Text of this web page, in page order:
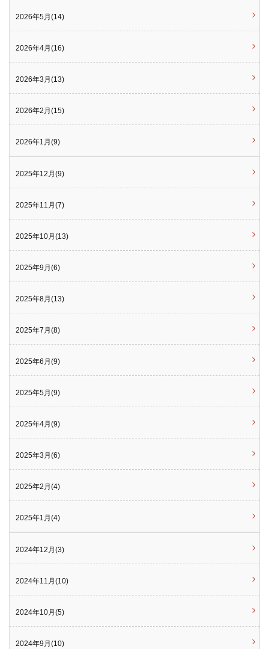
2026年5月(14)
2026年4月(16)
2026年3月(13)
2026年2月(15)
2026年1月(9)
2025年12月(9)
2025年11月(7)
2025年10月(13)
2025年9月(6)
2025年8月(13)
2025年7月(8)
2025年6月(9)
2025年5月(9)
2025年4月(9)
2025年3月(6)
2025年2月(4)
2025年1月(4)
2024年12月(3)
2024年11月(10)
2024年10月(5)
2024年9月(10)